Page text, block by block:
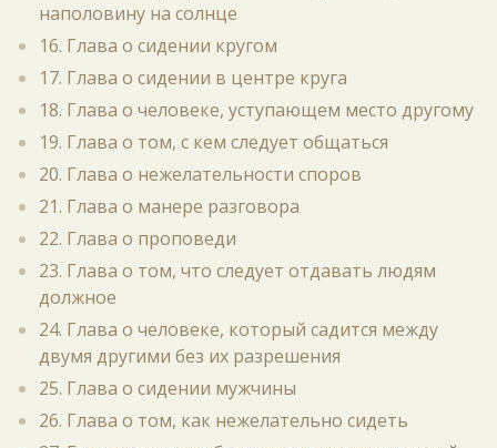
наполовину на солнце
16. Глава о сидении кругом
17. Глава о сидении в центре круга
18. Глава о человеке, уступающем место другому
19. Глава о том, с кем следует общаться
20. Глава о нежелательности споров
21. Глава о манере разговора
22. Глава о проповеди
23. Глава о том, что следует отдавать людям
должное
24. Глава о человеке, который садится между
двумя другими без их разрешения
25. Глава о сидении мужчины
26. Глава о том, как нежелательно сидеть